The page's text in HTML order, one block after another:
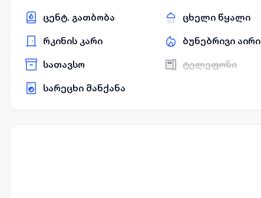
ცენტ. გათბობა ცხელი წყალი
რკინის კარი ბუნებრივი აირი
სათავსო ტელეფონი
სარეცხი მანქანა